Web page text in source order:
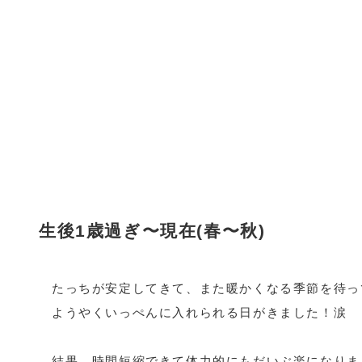
生後1歳過ぎ〜現在(春〜秋)
たっちが安定してきて、また暖かくなる季節を待っ
ようやくいっぺんに入れられる日がきました！涙